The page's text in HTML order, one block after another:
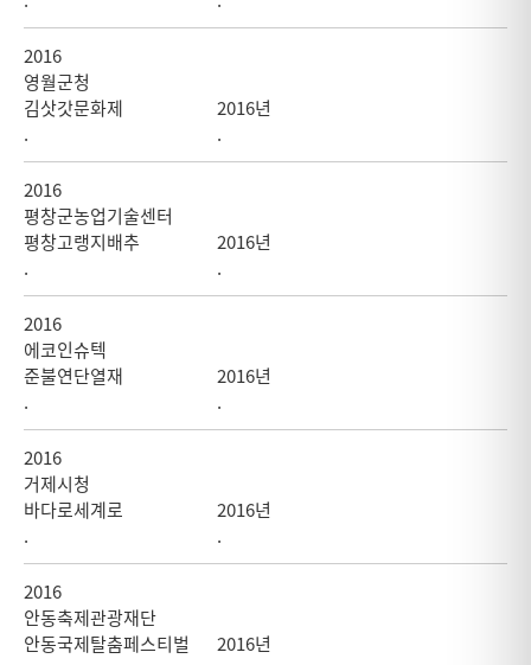
2016
영월군청
김삿갓문화제
2016년
.
.
2016
평창군농업기술센터
평창고랭지배추
2016년
.
.
2016
에코인슈텍
준불연단열재
2016년
.
.
2016
거제시청
바다로세계로
2016년
.
.
2016
안동축제관광재단
안동국제탈춤페스티벌
2016년